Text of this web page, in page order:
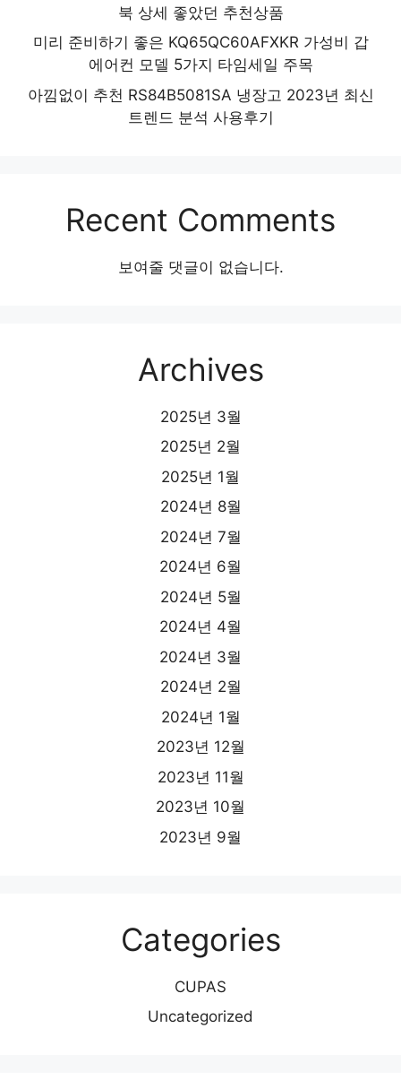
북 상세 좋았던 추천상품
미리 준비하기 좋은 KQ65QC60AFXKR 가성비 갑
에어컨 모델 5가지 타임세일 주목
아낌없이 추천 RS84B5081SA 냉장고 2023년 최신
트렌드 분석 사용후기
Recent Comments
보여줄 댓글이 없습니다.
Archives
2025년 3월
2025년 2월
2025년 1월
2024년 8월
2024년 7월
2024년 6월
2024년 5월
2024년 4월
2024년 3월
2024년 2월
2024년 1월
2023년 12월
2023년 11월
2023년 10월
2023년 9월
Categories
CUPAS
Uncategorized